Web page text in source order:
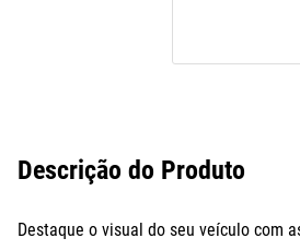
Descrição do Produto
Destaque o visual do seu veículo com